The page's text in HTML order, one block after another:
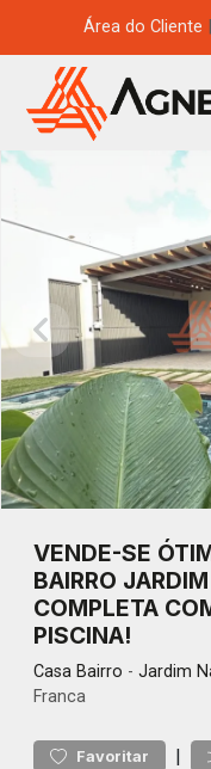
Área do Cliente
VENDE-SE
BAIRRO
COMPLETA
PISCINA!
Casa Bairro - Jardim
Franca
Favoritar |